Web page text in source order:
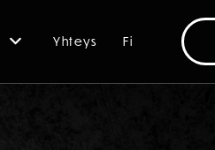
Yhteys Fi